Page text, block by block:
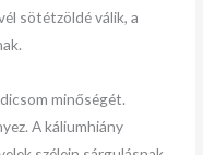
sötétzöldé válik, a
minőségét.
A káliumhiány